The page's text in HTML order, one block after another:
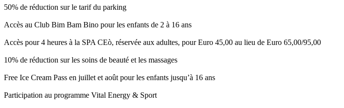
50% de réduction sur le tarif du parking
Accès au Club Bim Bam Bino pour les enfants de 2 à 16 ans
Accès pour 4 heures à la SPA CEò, réservée aux adultes, pour Euro 45,00 au lieu de Euro 65,00/95,00
10% de réduction sur les soins de beauté et les massages
Free Ice Cream Pass en juillet et août pour les enfants jusqu’à 16 ans
Participation au programme Vital Energy & Sport